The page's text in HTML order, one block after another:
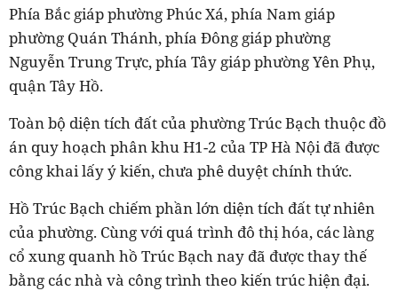
Phía Bắc giáp phường Phúc Xá, phía Nam giáp
phường Quán Thánh, phía Đông giáp phường
Nguyễn Trung Trực, phía Tây giáp phường Yên Phụ,
quận Tây Hồ.
Toàn bộ diện tích đất của phường Trúc Bạch thuộc đồ
án quy hoạch phân khu H1-2 của TP Hà Nội đã được
công khai lấy ý kiến, chưa phê duyệt chính thức.
Hồ Trúc Bạch chiếm phần lớn diện tích đất tự nhiên
của phường. Cùng với quá trình đô thị hóa, các làng
cổ xung quanh hồ Trúc Bạch nay đã được thay thế
bằng các nhà và công trình theo kiến trúc hiện đại.